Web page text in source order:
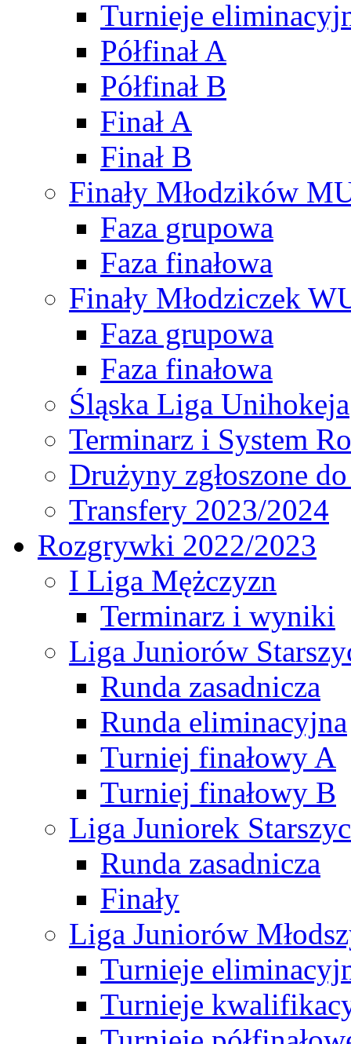
Turnieje
Półfinał A
Półfinał B
Finał A
Finał B
Finały Młodzików
Faza grupowa
Faza finałowa
Finały Młodziczek
Faza grupowa
Faza finałowa
Śląska Liga Unihokeja
Terminarz i System
Drużyny zgłoszone
Transfery 2023/2024
Rozgrywki 2022/2023
I Liga Mężczyzn
Terminarz i wyniki
Liga Juniorów
Runda zasadnicza
Runda eliminacyjna
Turniej finałowy A
Turniej finałowy B
Liga Juniorek
Runda zasadnicza
Finały
Liga Juniorów
Turnieje
Turnieje